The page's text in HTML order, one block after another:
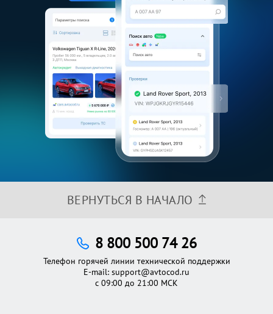
ВЕРНУТЬСЯ В НАЧАЛО
8 800 500 74 26
Телефон горячей линии технической поддержки
E-mail: support@avtocod.ru
с 09:00 до 21:00 МСК